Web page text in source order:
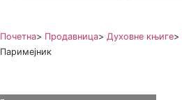
Почетна> Продавница> Духовне књиге>
Паримејник